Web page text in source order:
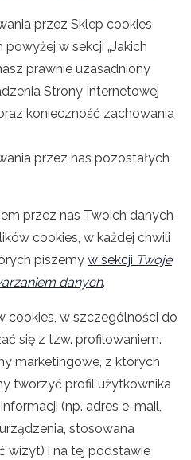
przez Sklep cookies
w sekcji „Jakich
prawnie uzasadniony
Strony Internetowej
konieczność zachowania
przez nas pozostałych
przez nas Twoich danych
cookies, w każdej chwili
piszemy w sekcji Twoje
danych.
cookies, w szczególności do
się z tzw. profilowaniem.
marketingowe, z których
tworzyć profil użytkownika
(np. adres e-mail,
stosowana
wizyt) i na tej podstawie